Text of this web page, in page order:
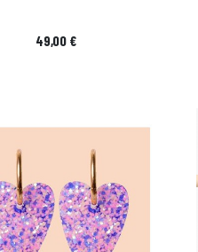
Prix
49,00 €